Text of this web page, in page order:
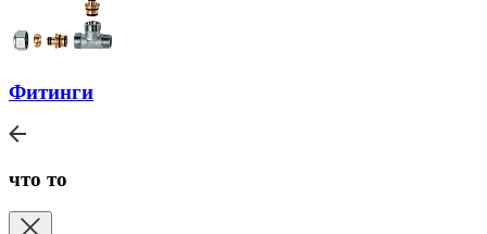
Фитинги
что то